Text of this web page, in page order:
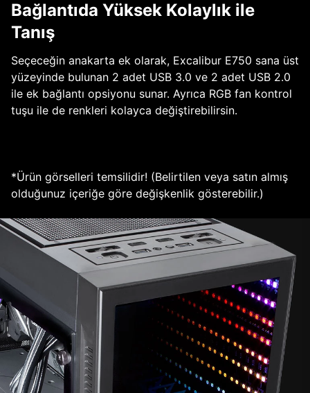
Bağlantıda Yüksek Kolaylık ile
Tanış
Seçeceğin anakarta ek olarak, Excalibur E750 sana üst
yüzeyinde bulunan 2 adet USB 3.0 ve 2 adet USB 2.0
ile ek bağlantı opsiyonu sunar. Ayrıca RGB fan kontrol
tuşu ile de renkleri kolayca değiştirebilirsin.
*Ürün görselleri temsilidir! (Belirtilen veya satın almış
olduğunuz içeriğe göre değişkenlik gösterebilir.)